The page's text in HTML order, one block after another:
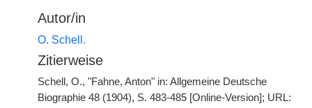
Autor/in
O. Schell.
Zitierweise
Schell, O., "Fahne, Anton" in: Allgemeine Deutsche
Biographie 48 (1904), S. 483-485 [Online-Version]; URL: